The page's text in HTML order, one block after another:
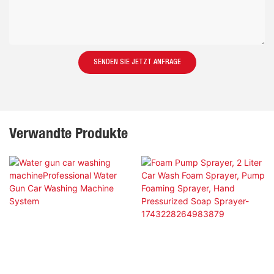
SENDEN SIE JETZT ANFRAGE
Verwandte Produkte